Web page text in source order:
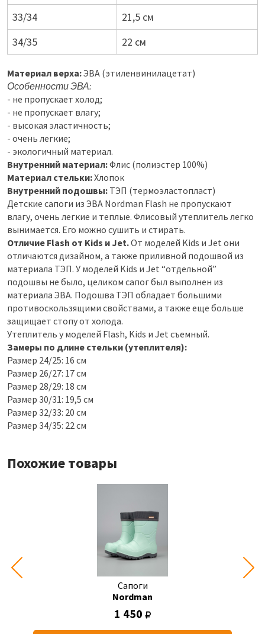
33/34
21,5 см
34/35
22 см
Материал верха:ЭВА (этиленвинилацетат)
Особенности ЭВА:
- не пропускает холод;
- не пропускает влагу;
- высокая эластичность;
- очень легкие;
- экологичный материал.
Внутренний материал:Флис (полиэстер 100%)
Материал стельки:Хлопок
Внутренний подошвы: ТЭП (термоэластопласт)
Детские сапоги из ЭВА Nordman Flash не пропускают
влагу, очень легкие и теплые. Флисовый утеплитель легко
вынимается. Его можно сушить и стирать.
Отличие Flash от Kids и Jet.От моделей Kids и Jet они
отличаются дизайном, а также приливной подошвой из
материала ТЭП. У моделей Kids и Jet “отдельной”
подошвы не было, целиком сапог был выполнен из
материала ЭВА. Подошва ТЭП обладает большими
противоскользящими свойствами, а также еще больше
защищает стопу от холода.
Утеплитель у моделей Flash, Kids и Jet съемный.
Замеры по длине стельки (утеплителя):
Размер 24/25: 16 см
Размер 26/27: 17 см
Размер 28/29: 18 см
Размер 30/31: 19,5 см
Размер 32/33: 20 см
Размер 34/35: 22 см
Похожие товары
Сапоги
Nordman
1 450